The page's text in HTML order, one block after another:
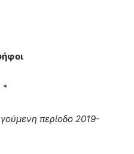
*
περίοδο 2019-